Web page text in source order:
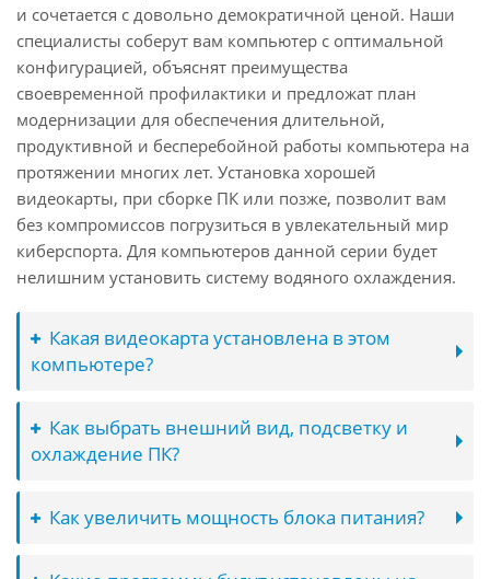
и сочетается с довольно демократичной ценой. Наши
специалисты соберут вам компьютер с оптимальной
конфигурацией, объяснят преимущества
своевременной профилактики и предложат план
модернизации для обеспечения длительной,
продуктивной и бесперебойной работы компьютера на
протяжении многих лет. Установка хорошей
видеокарты, при сборке ПК или позже, позволит вам
без компромиссов погрузиться в увлекательный мир
киберспорта. Для компьютеров данной серии будет
нелишним установить систему водяного охлаждения.
Какая видеокарта установлена в этом
компьютере?
Как выбрать внешний вид, подсветку и
охлаждение ПК?
Как увеличить мощность блока питания?